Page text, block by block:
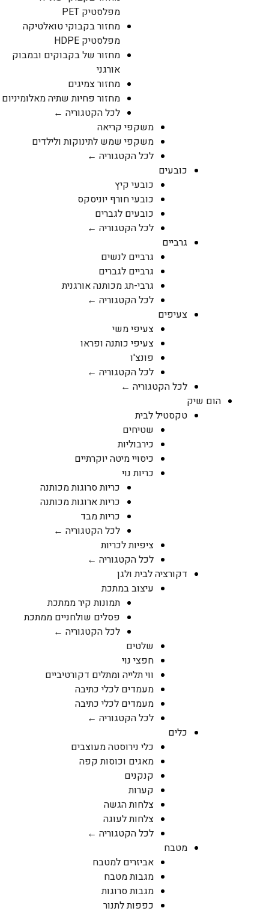
מפלסטיק PET
מחזור בקבוקי טואלטיקה
מפלסטיק HDPE
מחזור של בקבוקים ובמבוק
אורגני
מחזור צמיגים
מחזור פחיות שתיה מאלומיניום
לכל הקטגוריה ←
משקפי קריאה
משקפי שמש לתינוקות ולילדים
לכל הקטגוריה ←
כובעים
כובעי קיץ
כובעי חורף יוניסקס
כובעים לגברים
לכל הקטגוריה ←
גרביים
גרביים לנשים
גרביים לגברים
גרבי-תג מכותנה אורגנית
לכל הקטגוריה ←
צעיפים
צעיפי משי
צעיפי כותנה ופראו
פונצ'ו
לכל הקטגוריה ←
לכל הקטגוריה ←
הום שיק
טקסטיל לבית
שטיחים
כירבוליות
כיסויי מיטה יוקרתיים
כריות נוי
כריות סרוגות מכותנה
כריות ארוגות מכותנה
כריות מבד
לכל הקטגוריה ←
ציפיות לכריות
לכל הקטגוריה ←
דקורציה לבית ולגן
עיצוב במתכת
תמונות קיר ממתכת
פסלים שולחניים ממתכת
לכל הקטגוריה ←
שלטים
חפצי נוי
ווי תלייה ומתלים דקורטיביים
מעמדים לכלי כתיבה
מעמדים לכלי כתיבה
לכל הקטגוריה ←
כלים
כלי נירוסטה מעוצבים
מאגים וכוסות קפה
קנקנים
קערות
צלחות הגשה
צלחות לעוגה
לכל הקטגוריה ←
מטבח
אביזרים למטבח
מגבות מטבח
מגבות סרוגות
כפפות לתנור